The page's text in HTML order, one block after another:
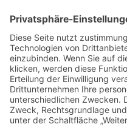
© 2025 EASY HANG
Streifenvorhänge,
Maß, Streifenvorhänge PVC,